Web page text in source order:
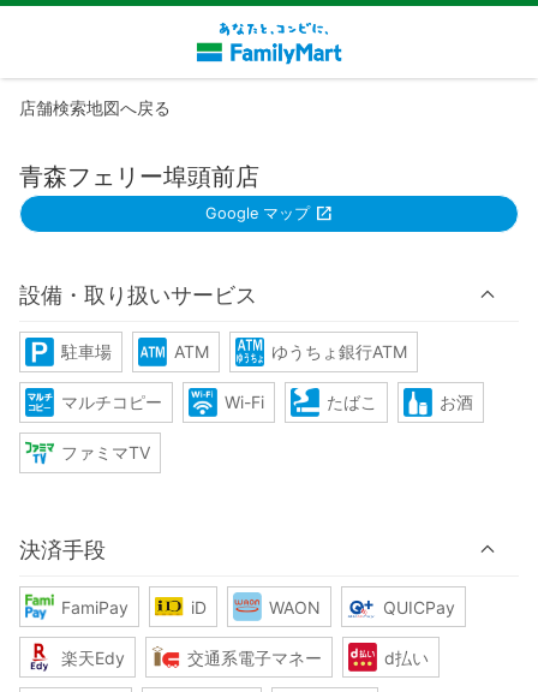
店舗検索地図へ戻る
青森フェリー埠頭前店
Google マップ
設備・取り扱いサービス
駐車場 ATM ゆうちょ銀行ATM
マルチコピー Wi-Fi たばこ お酒
ファミマTV
決済手段
FamiPay iD WAON QUICPay
楽天Edy 交通系電子マネー d払い